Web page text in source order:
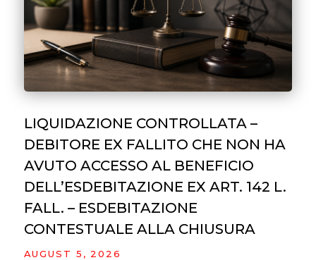
LIQUIDAZIONE CONTROLLATA –
DEBITORE EX FALLITO CHE NON HA
AVUTO ACCESSO AL BENEFICIO
DELL’ESDEBITAZIONE EX ART. 142 L.
FALL. – ESDEBITAZIONE
CONTESTUALE ALLA CHIUSURA
AUGUST 5, 2026